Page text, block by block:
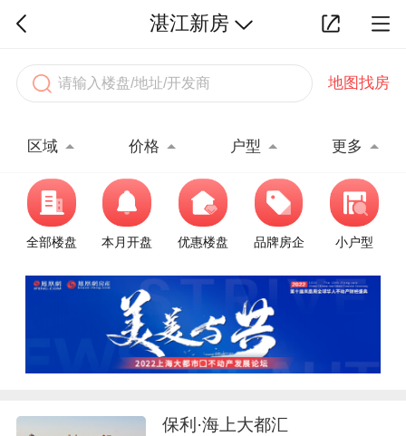
湛江新房
地图找房
区域 价格 户型 更多
全部楼盘 本月开盘 优惠楼盘 品牌房企 小户型
保利·海上大都汇